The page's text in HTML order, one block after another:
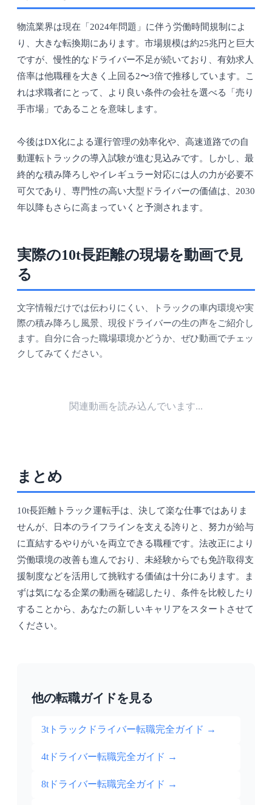
物流業界は現在「2024年問題」に伴う労働時間規制によ
り、大きな転換期にあります。市場規模は約25兆円と巨大
ですが、慢性的なドライバー不足が続いており、有効求人
倍率は他職種を大きく上回る2〜3倍で推移しています。こ
れは求職者にとって、より良い条件の会社を選べる「売り
手市場」であることを意味します。
今後はDX化による運行管理の効率化や、高速道路での自
動運転トラックの導入試験が進む見込みです。しかし、最
終的な積み降ろしやイレギュラー対応には人の力が必要不
可欠であり、専門性の高い大型ドライバーの価値は、2030
年以降もさらに高まっていくと予測されます。
実際の10t長距離の現場を動画で見
る
文字情報だけでは伝わりにくい、トラックの車内環境や実
際の積み降ろし風景、現役ドライバーの生の声をご紹介し
ます。自分に合った職場環境かどうか、ぜひ動画でチェッ
クしてみてください。
関連動画を読み込んでいます...
まとめ
10t長距離トラック運転手は、決して楽な仕事ではありま
せんが、日本のライフラインを支える誇りと、努力が給与
に直結するやりがいを両立できる職種です。法改正により
労働環境の改善も進んでおり、未経験からでも免許取得支
援制度などを活用して挑戦する価値は十分にあります。ま
ずは気になる企業の動画を確認したり、条件を比較したり
することから、あなたの新しいキャリアをスタートさせて
ください。
他の転職ガイドを見る
3tトラックドライバー転職完全ガイド →
4tドライバー転職完全ガイド →
8tドライバー転職完全ガイド →